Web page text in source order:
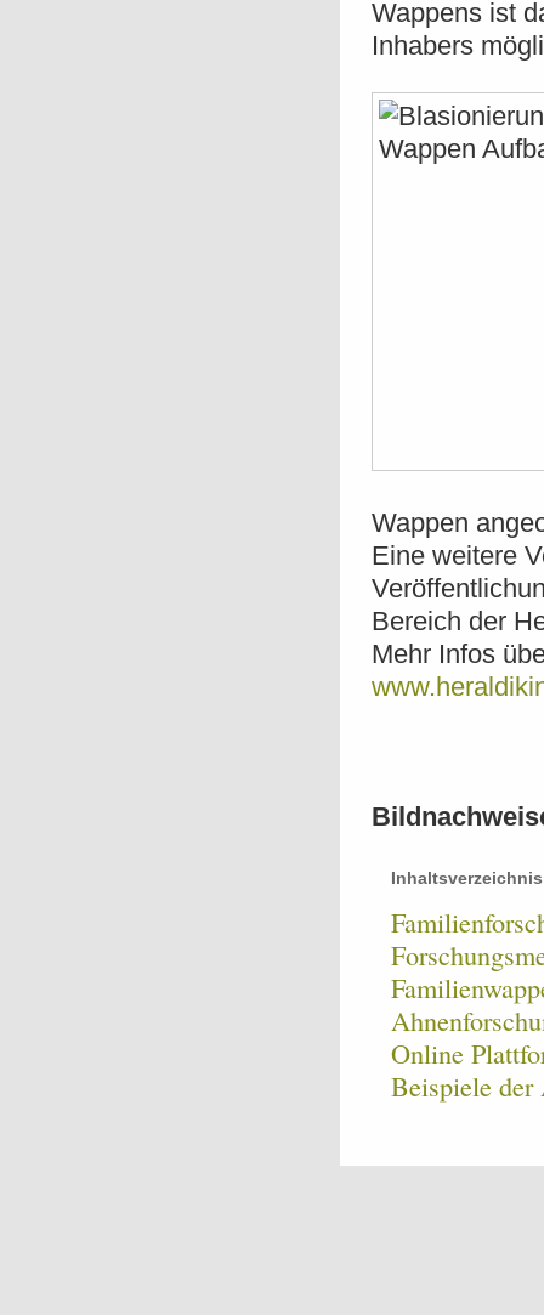
Wappens ist
Inhabers
Wappen
Eine weitere
Bereich der
Mehr Infos
Online
Beispiele der